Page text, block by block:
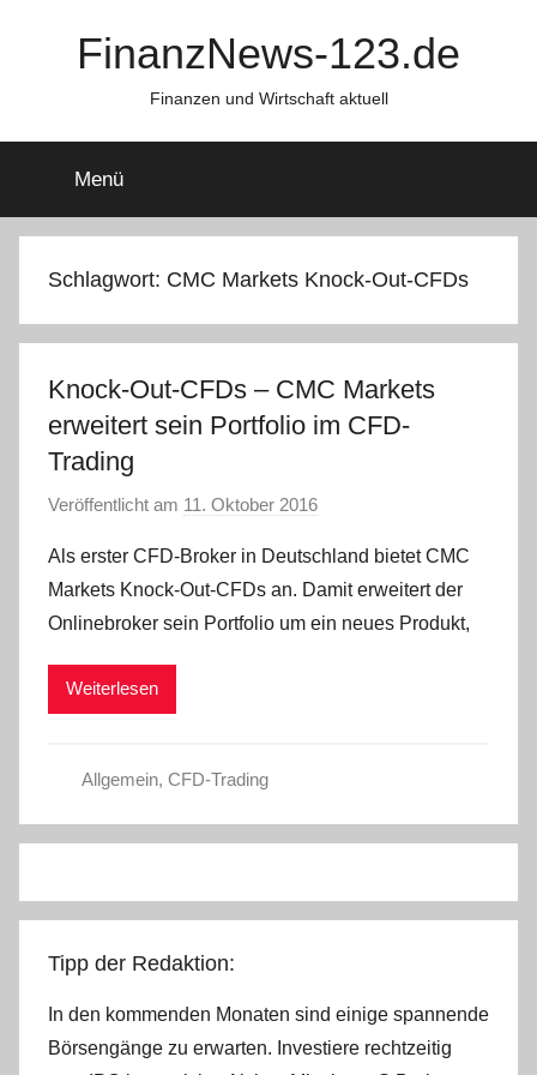
FinanzNews-123.de
Finanzen und Wirtschaft aktuell
Menü
Schlagwort: CMC Markets Knock-Out-CFDs
Knock-Out-CFDs – CMC Markets
erweitert sein Portfolio im CFD-
Trading
Veröffentlicht am 11. Oktober 2016
n
C
W
Als erster CFD-Broker in Deutschland bietet CMC
Markets Knock-Out-CFDs an. Damit erweitert der
Onlinebroker sein Portfolio um ein neues Produkt,
Weiterlesen
Allgemein, CFD-Trading
Tipp der Redaktion:
In den kommenden Monaten sind einige spannende
Börsengänge zu erwarten. Investiere rechtzeitig